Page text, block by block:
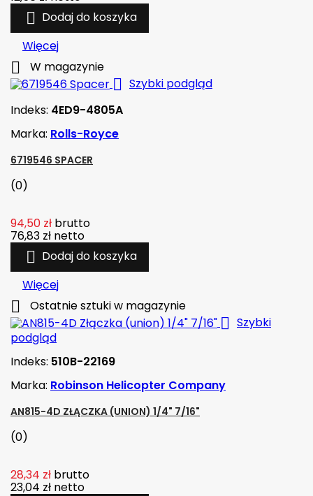
 Dodaj do koszyka
Więcej
 W magazynie
 Szybki podgląd
Indeks: 4ED9-4805A
Marka: Rolls-Royce
6719546 SPACER
(0)
94,50 zł brutto
76,83 zł netto
 Dodaj do koszyka
Więcej
 Ostatnie sztuki w magazynie
 Szybki
podgląd
Indeks: 510B-22169
Marka: Robinson Helicopter Company
AN815-4D ZŁĄCZKA (UNION) 1/4" 7/16"
(0)
28,34 zł brutto
23,04 zł netto